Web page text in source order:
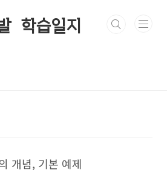
학습일지
개념, 기본 예제